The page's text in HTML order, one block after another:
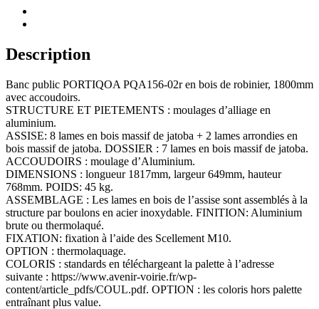
1800mm
Description
Banc public PORTIQOA PQA156-02r en bois de robinier, 1800mm
avec accoudoirs.
STRUCTURE ET PIETEMENTS : moulages d’alliage en
aluminium.
ASSISE: 8 lames en bois massif de jatoba + 2 lames arrondies en
bois massif de jatoba. DOSSIER : 7 lames en bois massif de jatoba.
ACCOUDOIRS : moulage d’Aluminium.
DIMENSIONS : longueur 1817mm, largeur 649mm, hauteur
768mm. POIDS: 45 kg.
ASSEMBLAGE : Les lames en bois de l’assise sont assemblés à la
structure par boulons en acier inoxydable. FINITION: Aluminium
brute ou thermolaqué.
FIXATION: fixation à l’aide des Scellement M10.
OPTION : thermolaquage.
COLORIS : standards en téléchargeant la palette à l’adresse
suivante : https://www.avenir-voirie.fr/wp-
content/article_pdfs/COUL.pdf. OPTION : les coloris hors palette
entraînant plus value.